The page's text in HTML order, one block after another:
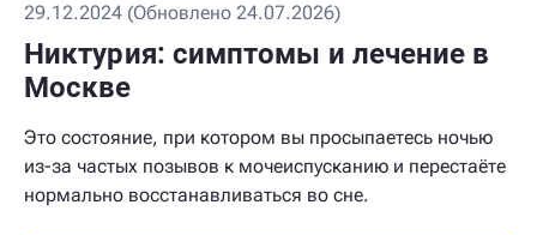
29.12.2024 (Обновлено 24.07.2026)
Никтурия: симптомы и лечение в
Москве
Это состояние, при котором вы просыпаетесь ночью
из-за частых позывов к мочеиспусканию и перестаёте
нормально восстанавливаться во сне.